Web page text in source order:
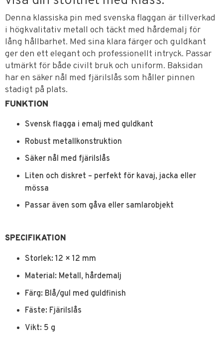
Denna klassiska pin med svenska flaggan är tillverkad
i högkvalitativ metall och täckt med hårdemalj för
lång hållbarhet. Med sina klara färger och guldkant
ger den ett elegant och professionellt intryck. Passar
utmärkt för både civilt bruk och uniform. Baksidan
har en säker nål med fjärilslås som håller pinnen
stadigt på plats.
FUNKTION
Svensk flagga i emalj med guldkant
Robust metallkonstruktion
Säker nål med fjärilslås
Liten och diskret – perfekt för kavaj, jacka eller
mössa
Passar även som gåva eller samlarobjekt
SPECIFIKATION
Storlek: 12 × 12 mm
Material: Metall, hårdemalj
Färg: Blå/gul med guldfinish
Fäste: Fjärilslås
Vikt: 5 g